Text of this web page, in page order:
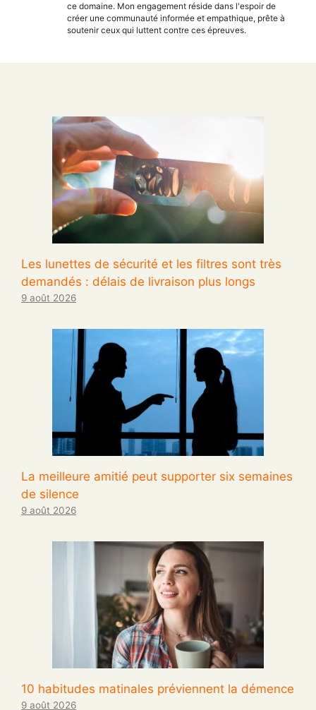
ce domaine. Mon engagement réside dans l'espoir de
créer une communauté informée et empathique, prête à
soutenir ceux qui luttent contre ces épreuves.
Les lunettes de sécurité et les filtres sont très
demandés : délais de livraison plus longs
9 août 2026
La meilleure amitié peut supporter six semaines
de silence
9 août 2026
10 habitudes matinales préviennent la démence
9 août 2026